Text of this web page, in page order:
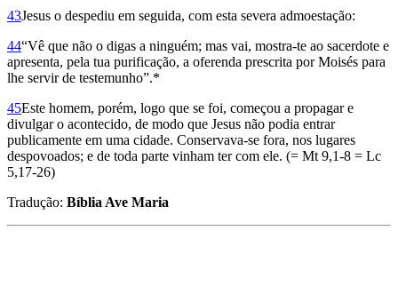
43Jesus o despediu em seguida, com esta severa admoestação:
44“Vê que não o digas a ninguém; mas vai, mostra-te ao sacerdote e
apresenta, pela tua purificação, a oferenda prescrita por Moisés para
lhe servir de testemunho”.*
45Este homem, porém, logo que se foi, começou a propagar e
divulgar o acontecido, de modo que Jesus não podia entrar
publicamente em uma cidade. Conservava-se fora, nos lugares
despovoados; e de toda parte vinham ter com ele. (= Mt 9,1-8 = Lc
5,17-26)
Tradução: Bíblia Ave Maria